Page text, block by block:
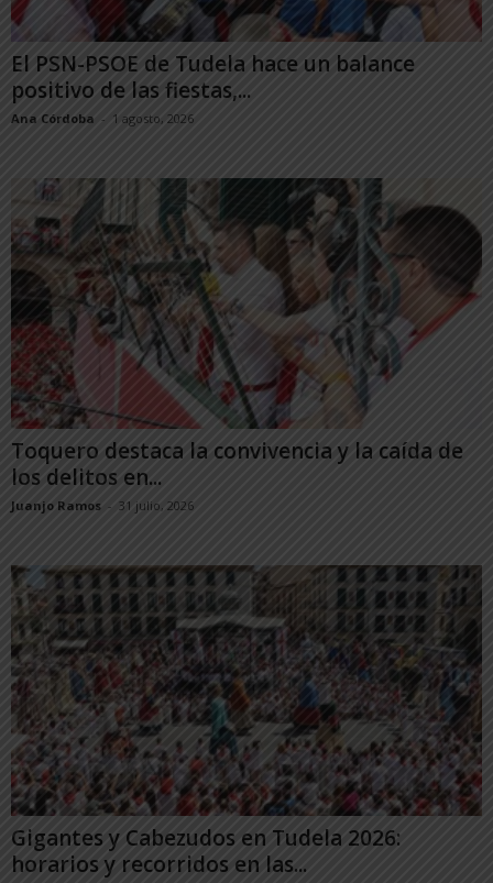
El PSN-PSOE de Tudela hace un balance
positivo de las fiestas,...
Ana Córdoba - 1 agosto, 2026
Toquero destaca la convivencia y la caída de
los delitos en...
Juanjo Ramos - 31 julio, 2026
Gigantes y Cabezudos en Tudela 2026:
horarios y recorridos en las...